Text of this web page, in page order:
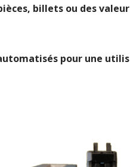
billets ou des
pour une